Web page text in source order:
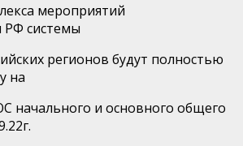
мероприятий
системы
регионов будут полностью
на
начального и основного общего